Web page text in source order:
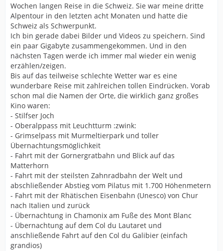
Wochen langen Reise in die Schweiz. Sie war meine dritte
Alpentour in den letzten acht Monaten und hatte die
Schweiz als Schwerpunkt.
Ich bin gerade dabei Bilder und Videos zu speichern. Sind
ein paar Gigabyte zusammengekommen. Und in den
nächsten Tagen werde ich immer mal wieder ein wenig
erzählen/zeigen.
Bis auf das teilweise schlechte Wetter war es eine
wunderbare Reise mit zahlreichen tollen Eindrücken. Vorab
schon mal die Namen der Orte, die wirklich ganz großes
Kino waren:
- Stilfser Joch
- Oberalppass mit Leuchtturm :zwink:
- Grimselpass mit Murmeltierpark und toller
Übernachtungsmöglichkeit
- Fahrt mit der Gornergratbahn und Blick auf das
Matterhorn
- Fahrt mit der steilsten Zahnradbahn der Welt und
abschließender Abstieg vom Pilatus mit 1.700 Höhenmetern
- Fahrt mit der Rhätischen Eisenbahn (Unesco) von Chur
nach Italien und zurück
- Übernachtung in Chamonix am Fuße des Mont Blanc
- Übernachtung auf dem Col du Lautaret und
anschließende Fahrt auf den Col du Galibier (einfach
grandios)